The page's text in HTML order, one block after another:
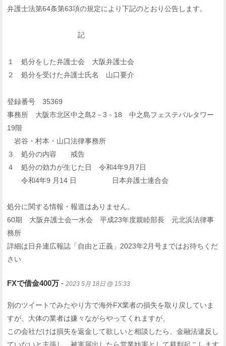
弁護士法第64条第63項の規定により下記のとおり公告します。
記
１ 処分をした弁護士会 大阪弁護士会
２ 処分を受けた弁護士氏名 山口要介
登録番号 35369
事務所 大阪市北区中之島2－3－18 中之島フェステバルタワー
19階
岩谷・村本・山口法律事務所
３ 処分の内容 戒告
４ 処分の効力が生じた日 令和4年9月7日
令和4年9 月14 日 日本弁護士連合会
処分に関する情報・報道はありません。
60期 大阪弁護士会一水会 平成23年度親睦部長 元北浜法律事
務所
詳細は日弁連広報誌「自由と正義」2023年2月号まではお待ちくだ
さい
FXで借金400万- 2023 5月 18日 @ 15:33
別のツイートでみたやり方で海外FX業者の損失を取り戻していま
すが、大体の業者は嫌々ながらやってくれますが、
この会社だけは損失を返金して欲しいと相談したら、金融法違反し